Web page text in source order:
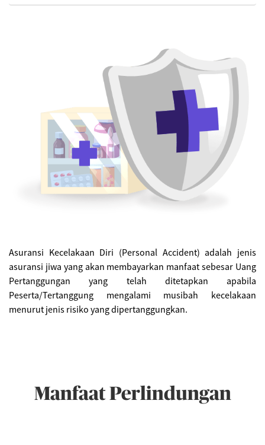
Asuransi Kecelakaan Diri (Personal Accident) adalah jenis
asuransi jiwa yang akan membayarkan manfaat sebesar Uang
Pertanggungan yang telah ditetapkan apabila
Peserta/Tertanggung mengalami musibah kecelakaan
menurut jenis risiko yang dipertanggungkan.
Manfaat Perlindungan